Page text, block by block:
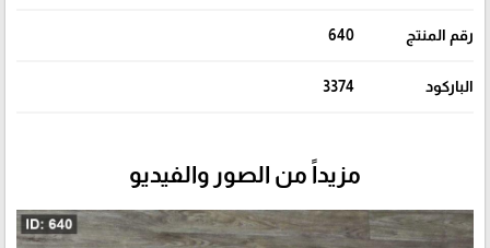
رقم المنتج 640
الباركود 3374
مزيداً من الصور والفيديو